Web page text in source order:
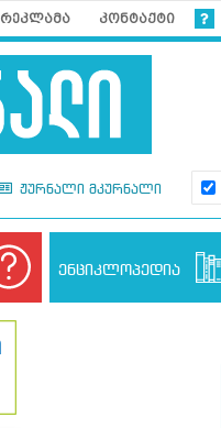
რეკლამა კონტაქტი
ჟურნალი მკურნალი
ენციკლოპედია